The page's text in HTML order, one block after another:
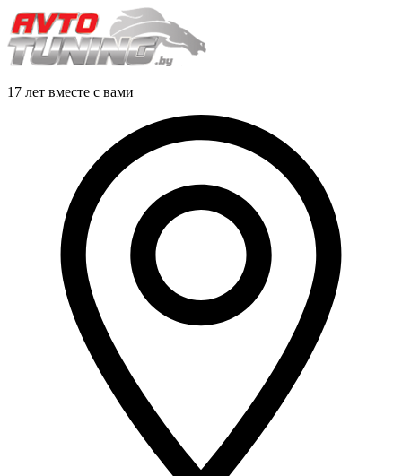
17 лет вместе с вами